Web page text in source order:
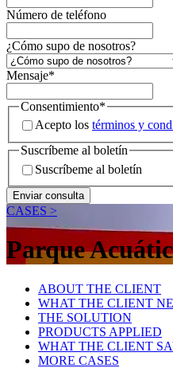
Número de teléfono
¿Cómo supo de nosotros?
Mensaje*
Consentimiento*
Acepto los términos y
Suscríbeme al boletín
Suscríbeme al boletín
CASES >
Parque
ABOUT THE CLIENT
WHAT THE CLIENT
THE SOLUTION
PRODUCTS APPLIED
WHAT THE CLIENT
MORE CASES